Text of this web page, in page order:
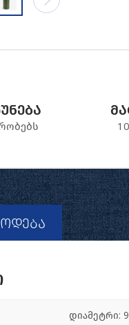
დიამეტრი: